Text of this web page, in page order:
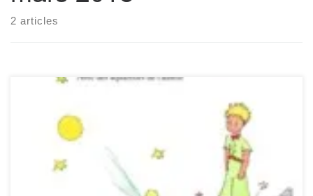
2 articles
A la recherche d’idées pour travailler autour de l’œuvre « Le
Petit Prince » ? Voici une sélection de sites et de ressources
Sur le site de Sobelle (La trousse de Sobelle), vous
trouverez plusieurs activités autour du « Petit Prince » *
planification de l’étude du livre sur 6 semaines… * la page